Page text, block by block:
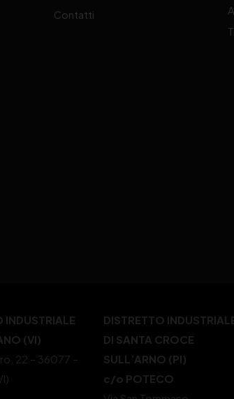
Contatti
INDUSTRIALE
(VI)
22 – 36077 –
DISTRETTO
DI SANTA CROCE
SULL’ARNO (PI)
c/o POTECO